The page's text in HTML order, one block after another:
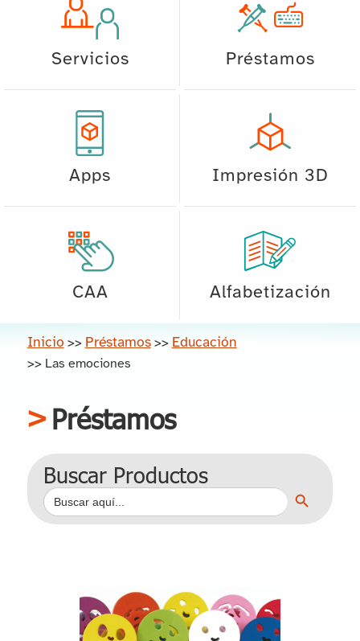
Servicios Préstamos
Apps Impresión 3D
CAA Alfabetización
Inicio >> Préstamos >> Educación
>> Las emociones
Préstamos
Buscar Productos
Buscar: